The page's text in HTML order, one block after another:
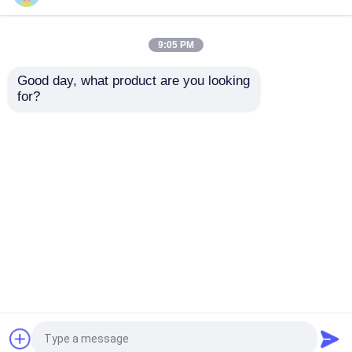
ワイヤーで縛られたコンピュータ ヘッドホーン
ワイヤーで縛られたコンピュータ スピーカー
多機能の無線スピーカー
双モード エルゴノミッ
ク シザースイッチキー
充電式 静音 ワイヤレ
Arts & Crafts Import & Export Company Ltd.. All
9:05 PM
Good day, what product are you looking
for?